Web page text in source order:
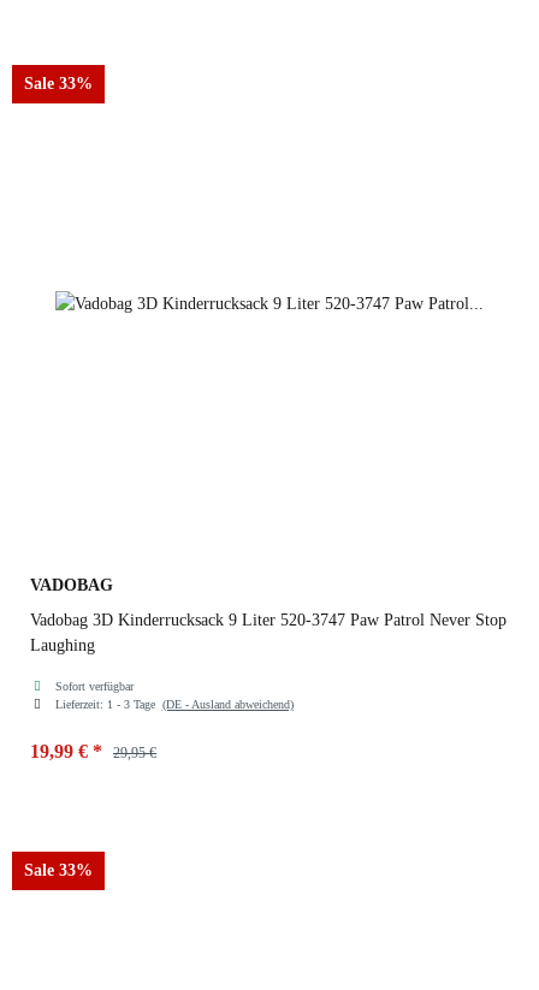
Sale 33%
VADOBAG
Vadobag 3D Kinderrucksack 9 Liter 520-3747 Paw Patrol Never Stop
Laughing
Sofort verfügbar
Lieferzeit: 1 - 3 Tage (DE - Ausland abweichend)
19,99 € * 29,95 €
Sale 33%